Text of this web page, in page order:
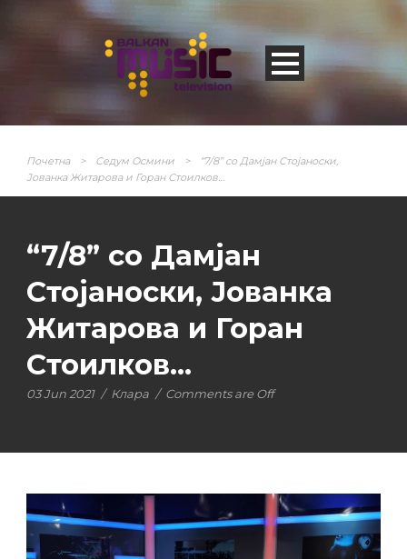
Почетна > Седум Осмини >
“7/8” со Дамјан Стојаноски,
Јованка Житарова и Горан Стоилков…
“7/8” со Дамјан
Стојаноски, Јованка
Житарова и Горан
Стоилков…
03 Jun 2021 / Клара / Comments are Off